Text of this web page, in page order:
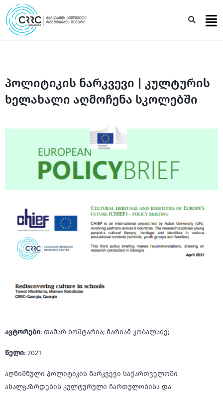
Skip
to
content
პოლიტიკის ნარკვევი | კულტურის
ხელახალი აღმოჩენა სკოლებში
ავტორები: თამარ ხოშტარია; მარიამ კობალაძე;
წელი: 2021
აღნიშნული პოლიტიკის ნარკვევი საქართველოში
ახალგაზრდების კულტურული ჩართულობისა და